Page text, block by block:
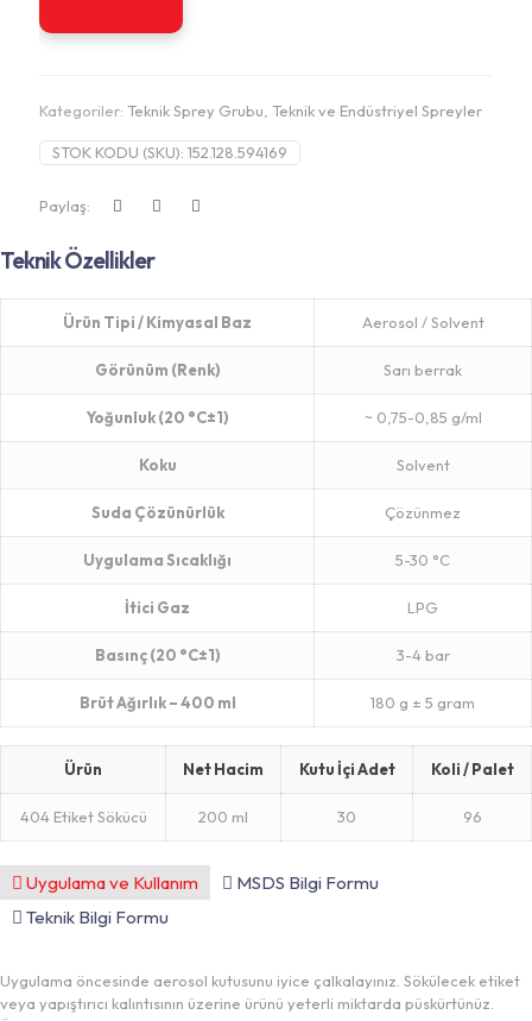
Kategoriler: Teknik Sprey Grubu Teknik ve Endüstriyel Spreyler
STOK KODU (SKU): 152.128.594169
Paylaş:
Teknik Özellikler
Ürün Tipi / Kimyasal Baz Aerosol / Solvent
Görünüm (Renk) Sarı berrak
Yoğunluk (20 °C±1) ~ 0,75-0,85 g/ml
Koku Solvent
Suda Çözünürlük Çözünmez
Uygulama Sıcaklığı 5-30 °C
İtici Gaz LPG
Basınç (20 °C±1) 3-4 bar
Brüt Ağırlık – 400 ml 180 g ± 5 gram
Ürün Net Hacim Kutu İçi Adet Koli / Palet
404 Etiket Sökücü 200 ml 30 96
Uygulama ve Kullanım
MSDS Bilgi Formu
Teknik Bilgi Formu
Uygulama öncesinde aerosol kutusunu iyice çalkalayınız. Sökülecek etiket
veya yapıştırıcı kalıntısının üzerine ürünü yeterli miktarda püskürtünüz.